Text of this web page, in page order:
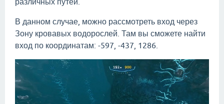
В данном случае, можно рассмотреть вход через
Зону кровавых водорослей. Там вы сможете найти
вход по координатам: -597, -437, 1286.